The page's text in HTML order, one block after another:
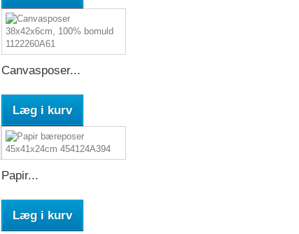
Canvasposer...
Læg i kurv
Papir...
Læg i kurv